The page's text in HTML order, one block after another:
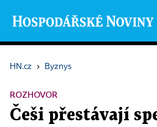
HN.cz › Byznys
ROZHOVOR
Češi přestávají